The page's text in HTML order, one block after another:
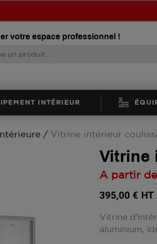
votre espace professionnel !
INTÉRIEUR
Vitrine intérieur
Vitrine
A partir de
395,00 € HT
Vitrine
aluminium,